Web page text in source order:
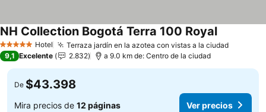
5 Estrellas Hotel Terraza jardín en la azotea con vistas a la ciudadVer
NH Collection Bogotá Terra 100 RoyalVer
9,1 Excelente 2.832 a 9.0 km de: Centro de la ciudad
De $43.398
Mira precios de 12 páginas Ver precios